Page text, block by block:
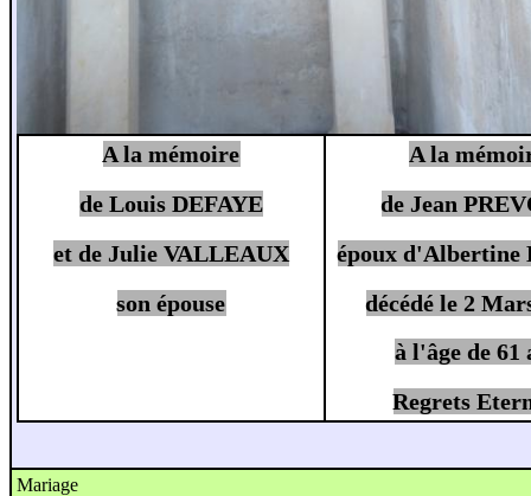
A la mémoire
de Louis DEFAYE
et de Julie VALLEAUX
son épouse
A la
de Jean
époux d'Albertine
décédé le 2
à l'âge de 61
Regrets
Mariage